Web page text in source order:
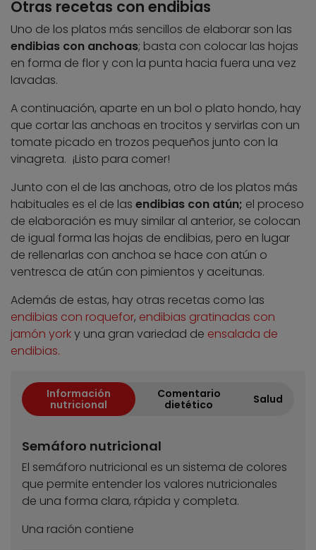
Otras recetas con endibias
Uno de los platos más sencillos de elaborar son las
endibias con anchoas; basta con colocar las hojas
en forma de flor y con la punta hacia fuera una vez
lavadas.
A continuación, aparte en un bol o plato hondo, hay
que cortar las anchoas en trocitos y servirlas con un
tomate picado en trozos pequeños junto con la
vinagreta. ¡Listo para comer!
Junto con el de las anchoas, otro de los platos más
habituales es el de las endibias con atún; el proceso
de elaboración es muy similar al anterior, se colocan
de igual forma las hojas de endibias, pero en lugar
de rellenarlas con anchoa se hace con atún o
ventresca de atún con pimientos y aceitunas.
Además de estas, hay otras recetas como las
endibias con roquefor, endibias gratinadas con
jamón yorky una gran variedad de ensalada de
endibias.
Información
nutricional
Comentario
dietético
Salud
Semáforo nutricional
El semáforo nutricional es un sistema de colores
que permite entender los valores nutricionales
de una forma clara, rápida y completa.
Una ración contiene